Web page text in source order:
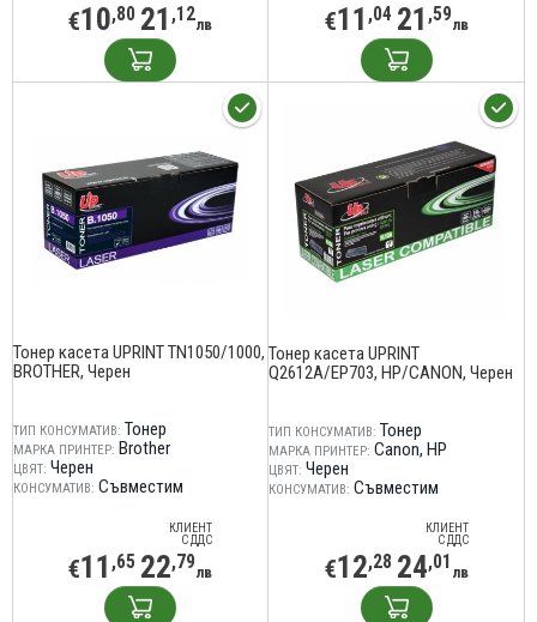
€10,80 21 ,12лв €11 ,04 21 ,59лв
Тонер касета UPRINT TN1050/1000,
BROTHER, Черен
ТИП КОНСУМАТИВ: Тонер
МАРКА ПРИНТЕР: Brother
ЦВЯТ: Черен
КОНСУМАТИВ: Съвместим
КЛИЕНТ
С ДДС
€11 ,65 22,79лв
Тонер касета UPRINT
Q2612A/EP703, HP/CANON, Черен
ТИП КОНСУМАТИВ: Тонер
МАРКА ПРИНТЕР: Canon HP
ЦВЯТ: Черен
КОНСУМАТИВ: Съвместим
КЛИЕНТ
С ДДС
€12,28 24,01 лв